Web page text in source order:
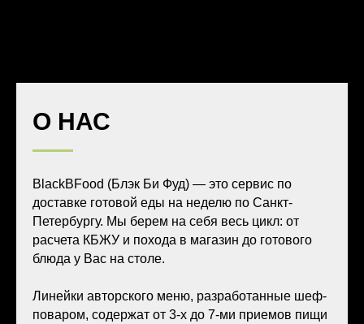
О НАС
BlackBFood (Блэк Би Фуд) — это сервис по
доставке готовой еды на неделю по Санкт-
Петербургу. Мы берем на себя весь цикл: от
расчета КБЖУ и похода в магазин до готового
блюда у Вас на столе.
Линейки авторского меню, разработанные шеф-
поваром, содержат от 3-х до 7-ми приемов пищи